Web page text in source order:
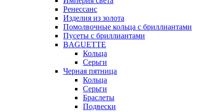
Ренессанс
Изделия из золота
Помолвочные кольца с бриллиантами
Пусеты с бриллиантами
BAGUETTE
Кольца
Серьги
Черная пятница
Кольца
Серьги
Браслеты
Подвески